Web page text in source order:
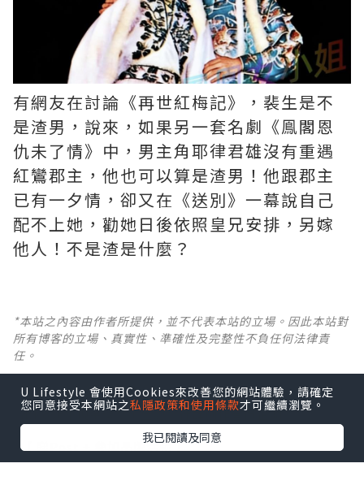
有網友在討論《再世紅梅記》，裴生是不
是渣男，說來，如果另一套名劇《鳯閣恩
仇未了情》中，男主角耶律君雄沒有重遇
紅鸞郡主，他也可以算是渣男！他跟郡主
已有一夕情，卻又在《送別》一幕說自己
配不上她，勸她日後依照皇兄安排，另嫁
他人！不是渣是什麼？ ​​​
*本站之內容由作者所提供，並不代表本站的立場。因此本站對
所有博客的立場、真實性、準確性及完整性不負任何法律責
任。
【 U Creator 招募 】
出Post賺現金獎賞 l登記《社群創作有價企劃》
【 睇Post + 參加品牌活動 】
瀏覽更多社群打卡丶旅遊丶美食丶親子丶寵物丶扮靚
U Lifestyle 會使用Cookies來改善您的網站體驗，請確定
您同意接受本網站之私隱政策和使用條款才可繼續瀏覽。
我已閱讀及同意